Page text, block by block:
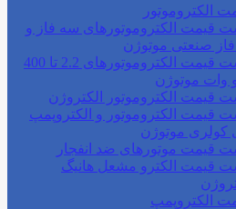
الکتروموتور
قیمت الکتروموتورهای سه فاز و
صنعتی موتوژن
لیست قیمت الکتروموتورهای 2.2 تا 400
وات موتوژن
قیمت الکتروموتور الکتروژن
قیمت الکتروموتور و الکتروپمپ
کولری موتوژن
قیمت موتورهای ضد انفجار
قیمت الکترو مشعل هانیگ
الکتروپمپ